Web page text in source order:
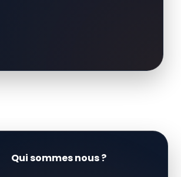
Qui sommes nous ?